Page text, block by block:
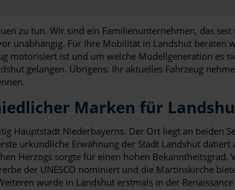
zu tun. Wir sind ein Familienunternehmen, das
unabhängig. Für Ihre Mobilität in Landshut beraten
motorisiert ist und um welche Modellgeneration es
gelangen. Übrigens: Ihr aktuelles Fahrzeug
Marken für
Hauptstadt Niederbayerns. Der Ort liegt an beiden
urkundliche Erwähnung der Stadt Landshut
Herzogs sorgte für einen hohen
der UNESCO nominiert und die Martinskirche
wurde in Landshut erstmals in der